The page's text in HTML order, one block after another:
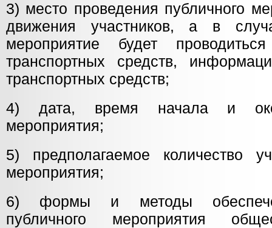
3) место проведения публичного
движения участников, а в
мероприятие будет
транспортных средств,
транспортных средств;
4) дата, время начала и
мероприятия;
5) предполагаемое количество
мероприятия;
6) формы и методы
публичного мероприятия